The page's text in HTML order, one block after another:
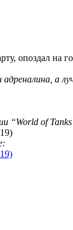
опоздал на
а
“World of